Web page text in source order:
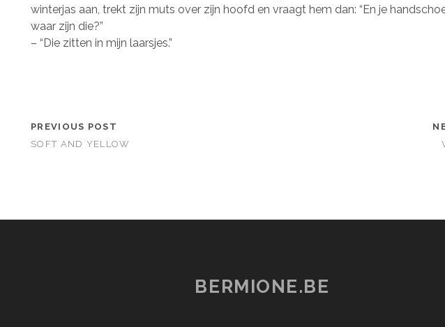
winterjas aan, trekt zijn muts over zijn hoofd en vraagt hem dan: “En je
waar zijn die?”
– “Die zitten in mijn laarsjes.”
PREVIOUS POST
SOFT AND YELLOW
BERMIONE.BE